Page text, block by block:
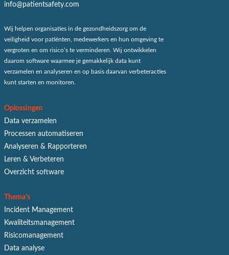
info@patientsafety.com
Wij helpen organisaties in de gezondheidszorg om de
veiligheid voor patiënten, medewerkers en hun omgeving te
vergroten en om risico’s te verminderen. Wij ontwikkelen
daarom software waarmee je gemakkelijk data kunt
verzamelen en analyseren en op basis daarvan verbeteracties
kunt starten en monitoren.
Oplossingen
Data verzamelen
Processen automatiseren
Analyseren & Rapporteren
Leren & Verbeteren
Overzicht software
Thema's
Incident Management
Kwaliteitsmanagement
Risicomanagement
Data analyse